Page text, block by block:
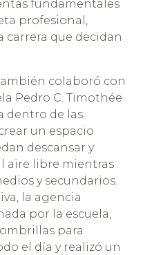
fundamentales
profesional,
que decidan
colaboró con
Pedro C. Timothée
dentro de las
un espacio
descansar y
aire libre mientras
y secundarios.
la agencia
por la escuela,
para
el día y realizó un